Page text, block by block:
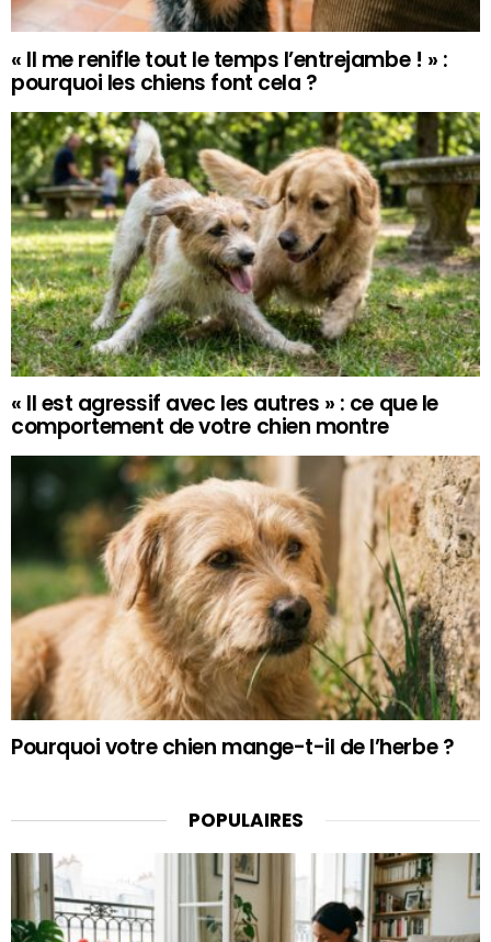
« Il me renifle tout le temps l’entrejambe ! » :
pourquoi les chiens font cela ?
« Il est agressif avec les autres » : ce que le
comportement de votre chien montre
Pourquoi votre chien mange-t-il de l’herbe ?
POPULAIRES